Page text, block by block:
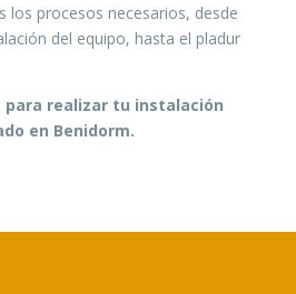
los procesos necesarios, desde
del equipo, hasta el pladur
para realizar tu instalación
en Benidorm.